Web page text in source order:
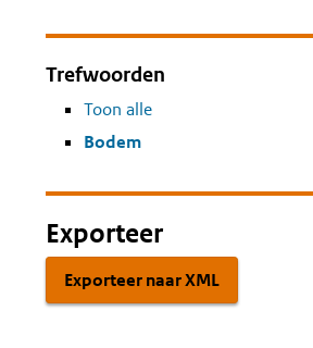
Trefwoorden
Toon alle
Bodem
Exporteer
Exporteer naar XML